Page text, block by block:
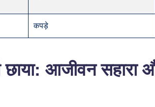
कपड़े
छाया: आजीवन सहारा